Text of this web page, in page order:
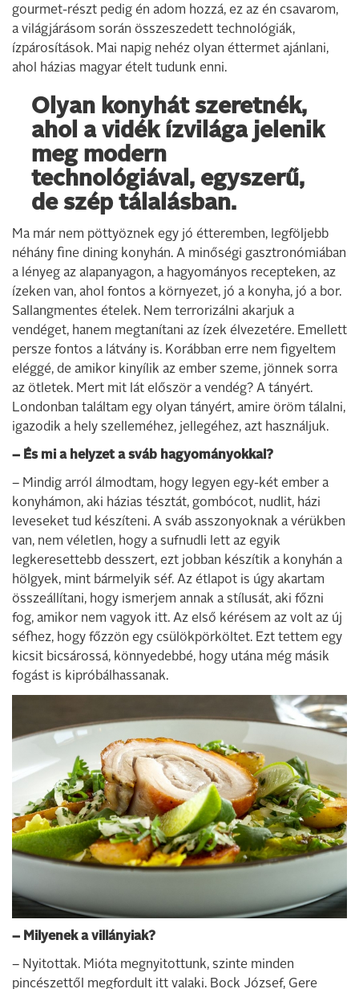
gourmet-részt pedig én adom hozzá, ez az én csavarom,
a világjárásom során összeszedett technológiák,
ízpárosítások. Mai napig nehéz olyan éttermet ajánlani,
ahol házias magyar ételt tudunk enni.
Olyan konyhát szeretnék,
ahol a vidék ízvilága jelenik
meg modern
technológiával, egyszerű,
de szép tálalásban.
Ma már nem pöttyöznek egy jó étteremben, legföljebb
néhány fine dining konyhán. A minőségi gasztronómiában
a lényeg az alapanyagon, a hagyományos recepteken, az
ízeken van, ahol fontos a környezet, jó a konyha, jó a bor.
Sallangmentes ételek. Nem terrorizálni akarjuk a
vendéget, hanem megtanítani az ízek élvezetére. Emellett
persze fontos a látvány is. Korábban erre nem figyeltem
eléggé, de amikor kinyílik az ember szeme, jönnek sorra
az ötletek. Mert mit lát először a vendég? A tányért.
Londonban találtam egy olyan tányért, amire öröm tálalni,
igazodik a hely szelleméhez, jellegéhez, azt használjuk.
– És mi a helyzet a sváb hagyományokkal?
– Mindig arról álmodtam, hogy legyen egy-két ember a
konyhámon, aki házias tésztát, gombócot, nudlit, házi
leveseket tud készíteni. A sváb asszonyoknak a vérükben
van, nem véletlen, hogy a sufnudli lett az egyik
legkeresettebb desszert, ezt jobban készítik a konyhán a
hölgyek, mint bármelyik séf. Az étlapot is úgy akartam
összeállítani, hogy ismerjem annak a stílusát, aki főzni
fog, amikor nem vagyok itt. Az első kérésem az volt az új
séfhez, hogy főzzön egy csülökpörköltet. Ezt tettem egy
kicsit bicsárossá, könnyedebbé, hogy utána még másik
fogást is kipróbálhassanak.
– Milyenek a villányiak?
– Nyitottak. Mióta megnyitottunk, szinte minden
pincészettől megfordult itt valaki. Bock József, Gere